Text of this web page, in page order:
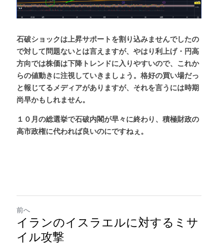
石破ショックは上昇サポートを割り込みませんでしたの
で対して問題ないとは言えますが、やはり利上げ・円高
方向では株価は下降トレンドに入りやすいので、これか
らの値動きに注視していきましょう。格好の買い場だっ
と報じてるメディアがありますが、それを言うには時期
尚早かもしれません。
１０月の総選挙で石破内閣が早々に終わり、積極財政の
高市政権に代われば良いのにですねぇ。
前へ
イランのイスラエルに対するミサ
イル攻撃